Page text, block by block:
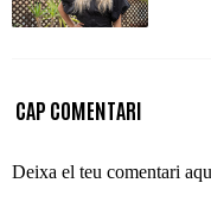
CAP COMENTARI
Deixa el teu comentari